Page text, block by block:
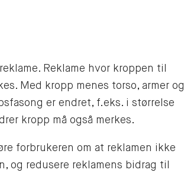
Reklame hvor kroppen til
Med kropp menes torso, armer og
er endret, f.eks. i størrelse
kropp må også merkes.
forbrukeren om at reklamen ikke
og redusere reklamens bidrag til